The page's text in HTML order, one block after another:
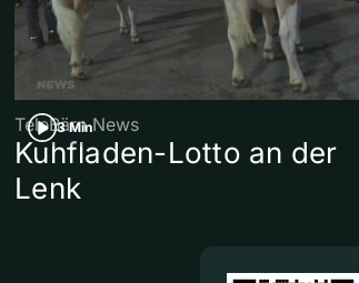
3 Min
TeleBärn News
Kuhfladen-Lotto an der
Lenk